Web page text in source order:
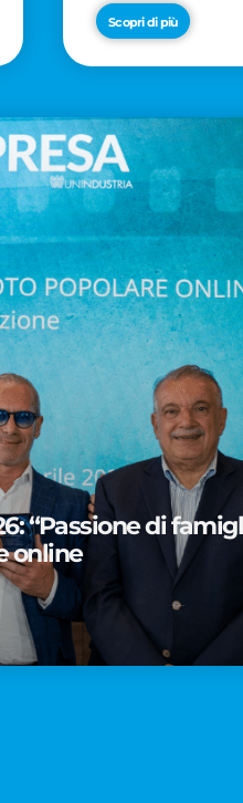
Scopri di più
“Passione di
online